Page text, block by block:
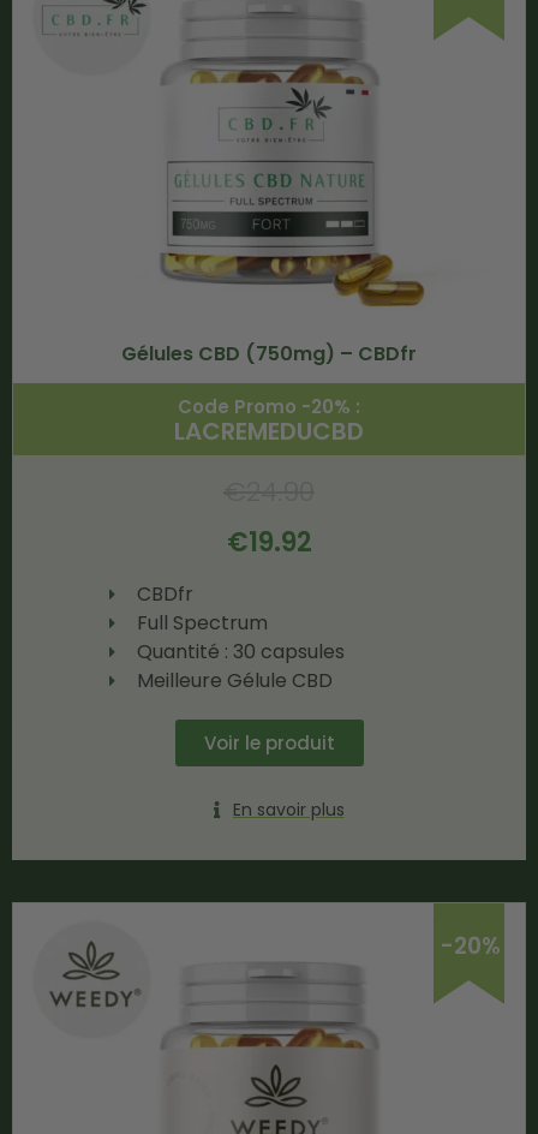
Gélules CBD (750mg) – CBDfr
Code Promo -20% :
LACREMEDUCBD
€19.92
CBDfr
Full Spectrum
Quantité : 30 capsules
Meilleure Gélule CBD
Voir le produit
En savoir plus
-20%